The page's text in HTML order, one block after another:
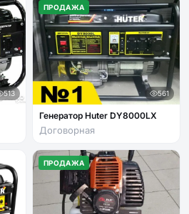
513
ПРОДАЖА
561
Генератор Huter DY8000LX
Договорная
ПРОДАЖА